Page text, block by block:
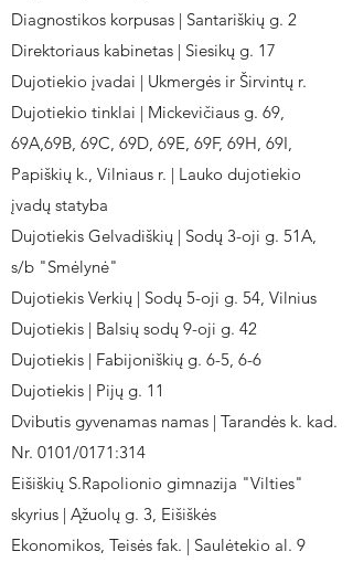
Diagnostikos korpusas | Santariškių g. 2
Direktoriaus kabinetas | Siesikų g. 17
Dujotiekio įvadai | Ukmergės ir Širvintų r.
Dujotiekio tinklai | Mickevičiaus g. 69,
69A,69B, 69C, 69D, 69E, 69F, 69H, 69I,
Papiškių k., Vilniaus r. | Lauko dujotiekio
įvadų statyba
Dujotiekis Gelvadiškių | Sodų 3-oji g. 51A,
s/b "Smėlynė"
Dujotiekis Verkių | Sodų 5-oji g. 54, Vilnius
Dujotiekis | Balsių sodų 9-oji g. 42
Dujotiekis | Fabijoniškių g. 6-5, 6-6
Dujotiekis | Pijų g. 11
Dvibutis gyvenamas namas | Tarandės k. kad.
Nr. 0101/0171:314
Eišiškių S.Rapolionio gimnazija "Vilties"
skyrius | Ąžuolų g. 3, Eišiškės
Ekonomikos, Teisės fak. | Saulėtekio al. 9